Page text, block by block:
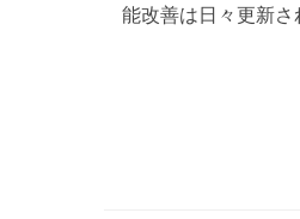
能改善は日々更新さ